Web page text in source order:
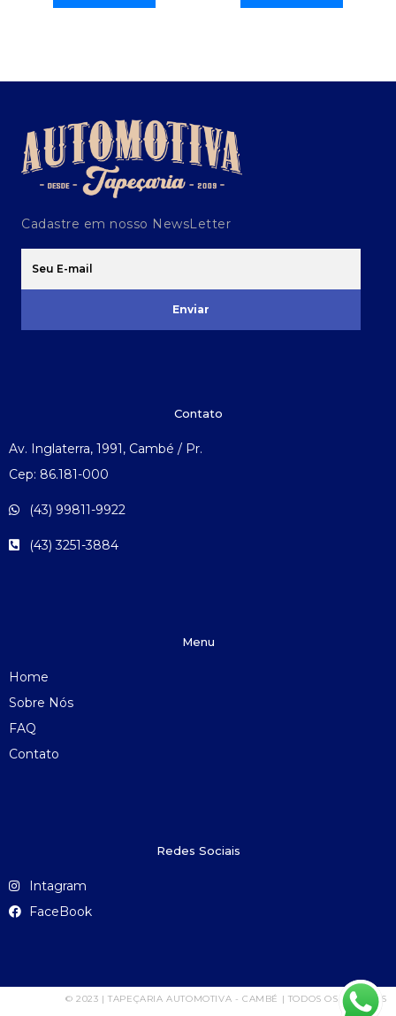
Cadastre em nosso NewsLetter
Enviar
Contato
Av. Inglaterra, 1991, Cambé / Pr.
Cep: 86.181-000
(43) 99811-9922
(43) 3251-3884
Menu
Home
Sobre Nós
FAQ
Contato
Redes Sociais
Intagram
FaceBook
© 2023 | TAPEÇARIA AUTOMOTIVA - CAMBÉ | TODOS OS DIREITOS